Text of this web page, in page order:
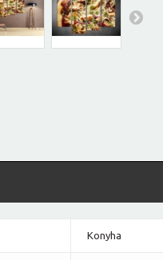
Konyha